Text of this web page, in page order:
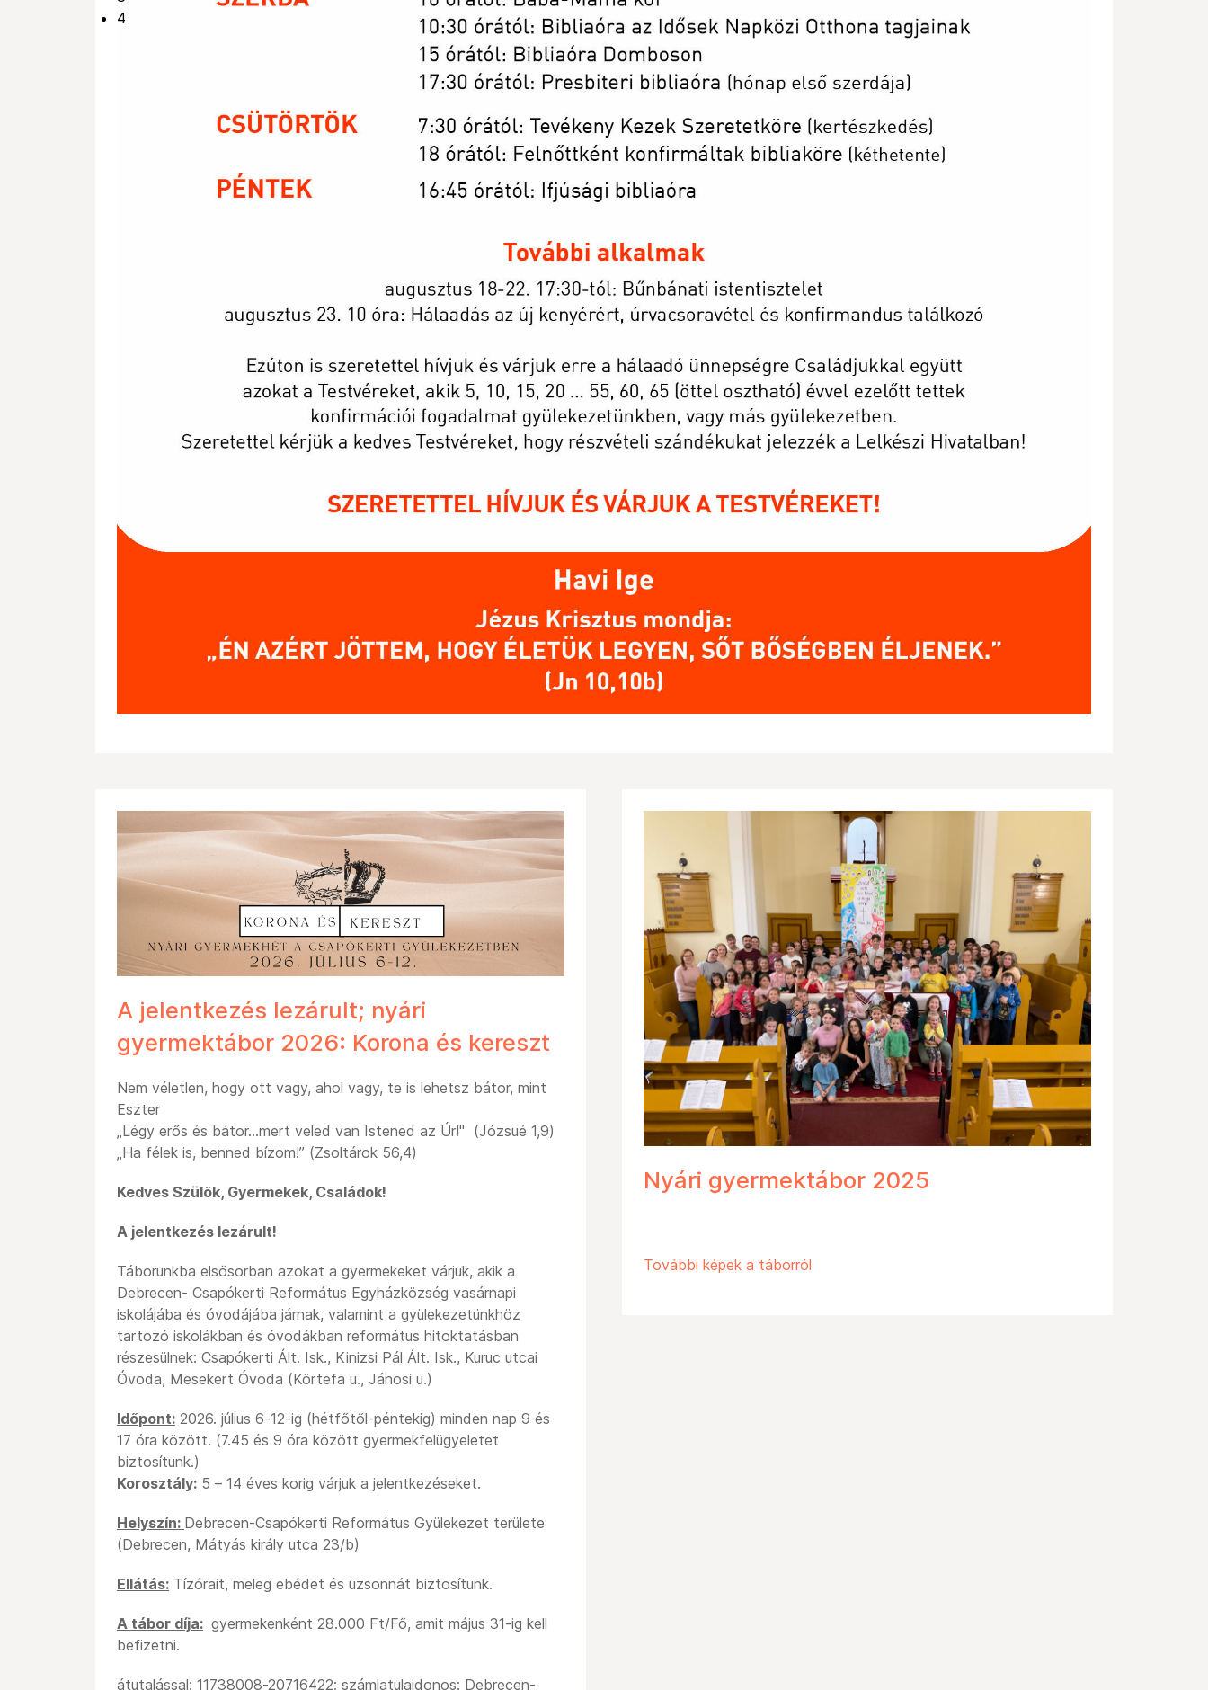
4
A jelentkezés lezárult; nyári
gyermektábor 2026: Korona és kereszt
Nem véletlen, hogy ott vagy, ahol vagy, te is lehetsz bátor, mint
Eszter
„Légy erős és bátor…mert veled van Istened az Úr!" (Józsué 1,9)
„Ha félek is, benned bízom!” (Zsoltárok 56,4)
Kedves Szülők, Gyermekek, Családok!
A jelentkezés lezárult!
Táborunkba elsősorban azokat a gyermekeket várjuk, akik a
Debrecen- Csapókerti Református Egyházközség vasárnapi
iskolájába és óvodájába járnak, valamint a gyülekezetünkhöz
tartozó iskolákban és óvodákban református hitoktatásban
részesülnek: Csapókerti Ált. Isk., Kinizsi Pál Ált. Isk., Kuruc utcai
Óvoda, Mesekert Óvoda (Körtefa u., Jánosi u.)
Időpont: 2026. július 6-12-ig (hétfőtől-péntekig) minden nap 9 és
17 óra között. (7.45 és 9 óra között gyermekfelügyeletet
biztosítunk.)
Korosztály: 5 – 14 éves korig várjuk a jelentkezéseket.
Helyszín: Debrecen-Csapókerti Református Gyülekezet területe
(Debrecen, Mátyás király utca 23/b)
Ellátás: Tízórait, meleg ebédet és uzsonnát biztosítunk.
A tábor díja: gyermekenként 28.000 Ft/Fő, amit május 31-ig kell
befizetni.
átutalással: 11738008-20716422; számlatulajdonos: Debrecen-
Nyári gyermektábor 2025
További képek a táborról